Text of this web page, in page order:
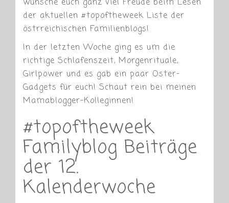
wünsche euch ganz viel Freude beim Lesen
der aktuellen #topoftheweek Liste der
östrreichischen Familienblogs!
In der letzten Woche ging es um die
richtige Schlafenszeit, Morgenrituale,
Girlpower und es gab ein paar Oster-
Gadgets für euch! Schaut rein bei meinen
Mamablogger-Kolleginnen!
#topoftheweek
Familyblog Beiträge
der 12.
Kalenderwoche